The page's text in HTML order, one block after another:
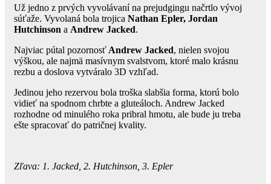
Už jedno z prvých vyvolávaní na prejudgingu načrtlo vývoj
súťaže. Vyvolaná bola trojica Nathan Epler, Jordan
Hutchinson a Andrew Jacked.
Najviac pútal pozornosť Andrew Jacked, nielen svojou
výškou, ale najmä masívnym svalstvom, ktoré malo krásnu
rezbu a doslova vytváralo 3D vzhľad.
Jedinou jeho rezervou bola troška slabšia forma, ktorú bolo
vidieť na spodnom chrbte a gluteáloch. Andrew Jacked
rozhodne od minulého roka pribral hmotu, ale bude ju treba
ešte spracovať do patričnej kvality.
Zľava: 1. Jacked, 2. Hutchinson, 3. Epler